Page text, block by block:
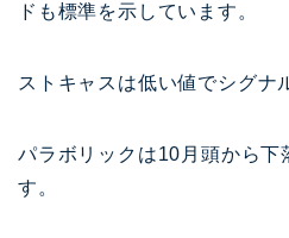
ドも標準を示しています。
ストキャスは低い値でシグナ
パラボリックは10月頭から下
す。